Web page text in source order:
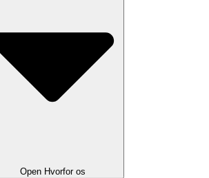
Open Hvorfor os